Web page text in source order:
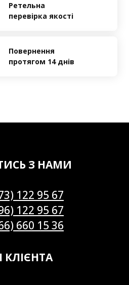
Ретельна
перевірка якості
Повернення
протягом 14 днів
З НАМИ
122 95 67
122 95 67
660 15 36
КЛІЄНТА